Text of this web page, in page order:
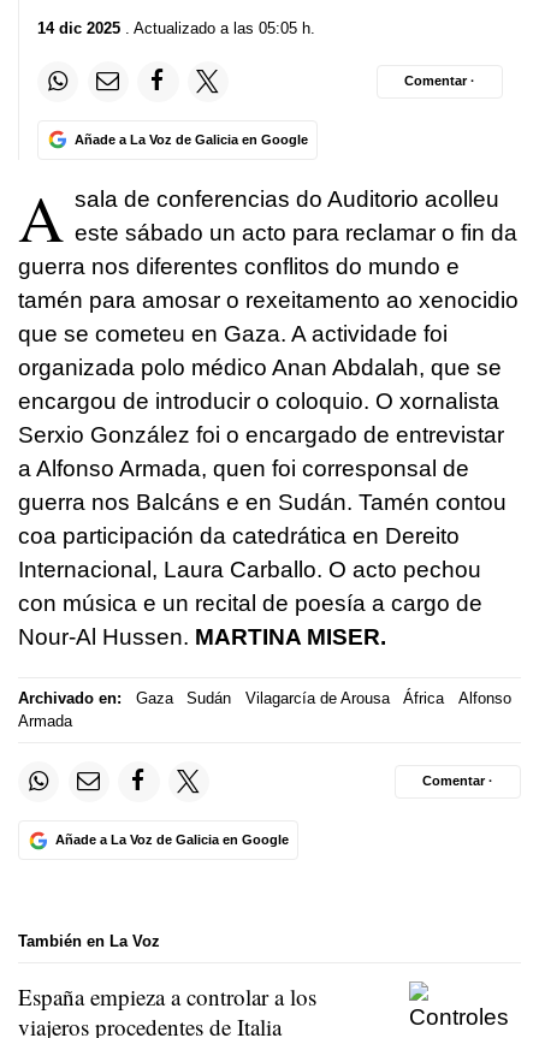
14 dic 2025 . Actualizado a las 05:05 h.
Añade a La Voz de Galicia en Google
Comentar ·
A sala de conferencias do Auditorio acolleu
este sábado un acto para reclamar o fin da
guerra nos diferentes conflitos do mundo e
tamén para amosar o rexeitamento ao xenocidio
que se cometeu en Gaza. A actividade foi
organizada polo médico Anan Abdalah, que se
encargou de introducir o coloquio. O xornalista
Serxio González foi o encargado de entrevistar
a Alfonso Armada, quen foi corresponsal de
guerra nos Balcáns e en Sudán. Tamén contou
coa participación da catedrática en Dereito
Internacional, Laura Carballo. O acto pechou
con música e un recital de poesía a cargo de
Nour-Al Hussen. MARTINA MISER.
Archivado en: Gaza Sudán Vilagarcía de Arousa África
Alfonso
Armada
Añade a La Voz de Galicia en Google
Comentar ·
También en La Voz
España empieza a controlar a los
viajeros procedentes de Italia